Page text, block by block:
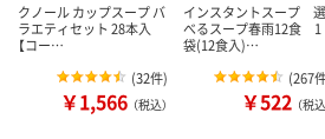
クノール カップスープ バ
ラエティセット 28本入
【コー…
(32件)
￥1,566 （税込）
インスタントスープ 選
べるスープ春雨12食 1
袋(12食入)…
(267
￥522 （税込